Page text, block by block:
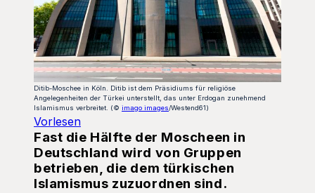
Ditib-Moschee in Köln. Ditib ist dem Präsidiums für religiöse
Angelegenheiten der Türkei unterstellt, das unter Erdogan zunehmend
Islamismus verbreitet. (© imago images/Westend61)
Vorlesen
Fast die Hälfte der Moscheen in
Deutschland wird von Gruppen
betrieben, die dem türkischen
Islamismus zuzuordnen sind.